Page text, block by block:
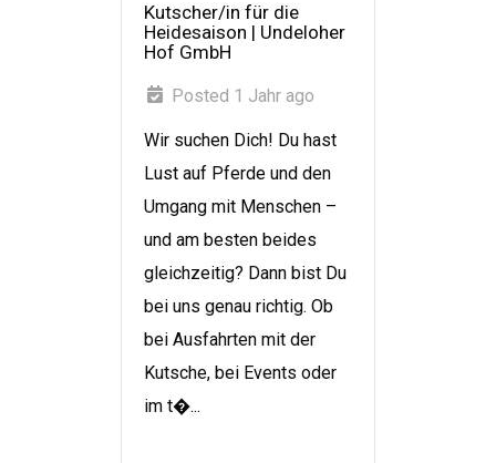
Kutscher/in für die
Heidesaison | Undeloher
Hof GmbH
Posted 1 Jahr ago
Wir suchen Dich! Du hast
Lust auf Pferde und den
Umgang mit Menschen –
und am besten beides
gleichzeitig? Dann bist Du
bei uns genau richtig. Ob
bei Ausfahrten mit der
Kutsche, bei Events oder
im t�...